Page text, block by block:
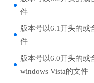
件
版本号以6.1开头的或
件
版本号以6.0开头的或
windows Vista的文件